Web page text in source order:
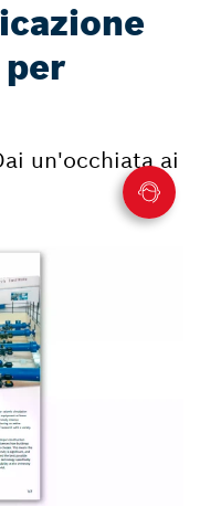
un'occhiata ai